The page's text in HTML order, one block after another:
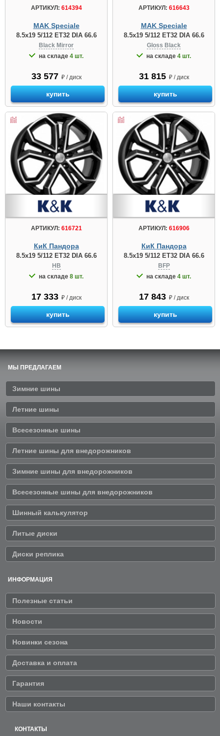
АРТИКУЛ: 614394
MAK Speciale
8.5x19 5/112 ET32 DIA 66.6
Black Mirror
на складе 4 шт.
33 577 ₽ / диск
купить
АРТИКУЛ: 616643
MAK Speciale
8.5x19 5/112 ET32 DIA 66.6
Gloss Black
на складе 4 шт.
31 815 ₽ / диск
купить
АРТИКУЛ: 616721
КиК Пандора
8.5x19 5/112 ET32 DIA 66.6
HB
на складе 8 шт.
17 333 ₽ / диск
купить
АРТИКУЛ: 616906
КиК Пандора
8.5x19 5/112 ET32 DIA 66.6
BFP
на складе 4 шт.
17 843 ₽ / диск
купить
МЫ ПРЕДЛАГАЕМ
Зимние шины
Летние шины
Всесезонные шины
Летние шины для внедорожников
Зимние шины для внедорожников
Всесезонные шины для внедорожников
Шинный калькулятор
Литые диски
Диски реплика
ИНФОРМАЦИЯ
Полезные статьи
Новости
Новинки сезона
Доставка и оплата
Гарантия
Наши контакты
КОНТАКТЫ